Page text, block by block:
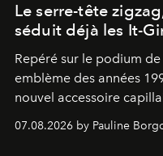
Le serre-tête
séduit déjà les It-
Repéré sur le podium
emblème des années
nouvel accessoire
s'arrachent déjà.
07.08.2026 by Pauline